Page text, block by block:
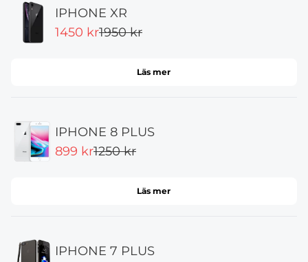
IPHONE XR
1450 kr1950 kr
Läs mer
IPHONE 8 PLUS
899 kr1250 kr
Läs mer
IPHONE 7 PLUS